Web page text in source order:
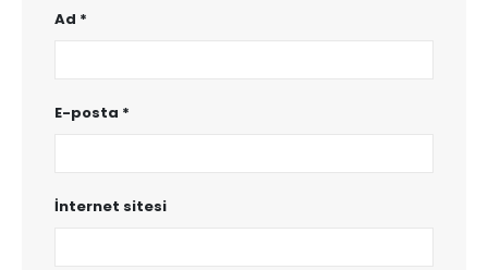
Ad *
E-posta *
İnternet sitesi